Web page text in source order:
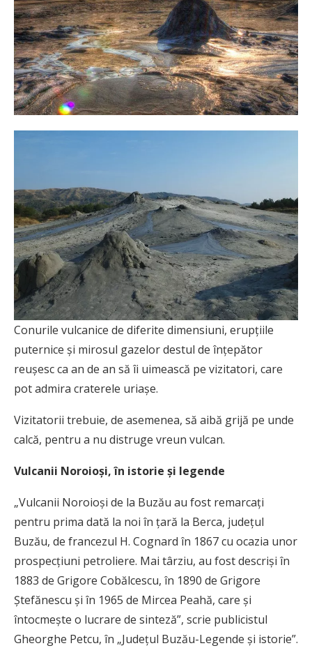
Conurile vulcanice de diferite dimensiuni, erupțiile
puternice și mirosul gazelor destul de înțepător
reușesc ca an de an să îi uimească pe vizitatori, care
pot admira craterele uriașe.
Vizitatorii trebuie, de asemenea, să aibă grijă pe unde
calcă, pentru a nu distruge vreun vulcan.
Vulcanii Noroioşi, în istorie şi legende
„Vulcanii Noroioşi de la Buzău au fost remarcaţi
pentru prima dată la noi în ţară la Berca, judeţul
Buzău, de francezul H. Cognard în 1867 cu ocazia unor
prospecţiuni petroliere. Mai târziu, au fost descrişi în
1883 de Grigore Cobălcescu, în 1890 de Grigore
Ştefănescu şi în 1965 de Mircea Peahă, care şi
întocmeşte o lucrare de sinteză”, scrie publicistul
Gheorghe Petcu, în „Judeţul Buzău-Legende şi istorie”.